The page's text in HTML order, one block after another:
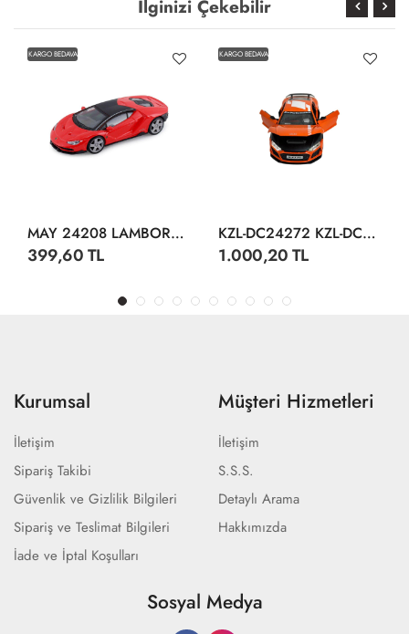
İlginizi Çekebilir
KARGO BEDAVA
MAY 24208 LAMBORGHİNİ CENTENARİO DİSPLAY 12 CM
399,60 TL
KARGO BEDAVA
KZL-DC24272 KZL-DC24272 AUDI R8 1:24 ISIKLI SESLI 32
1.000,20 TL
Kurumsal
İletişim
Sipariş Takibi
Güvenlik ve Gizlilik Bilgileri
Sipariş ve Teslimat Bilgileri
İade ve İptal Koşulları
Müşteri Hizmetleri
İletişim
S.S.S.
Detaylı Arama
Hakkımızda
Sosyal Medya